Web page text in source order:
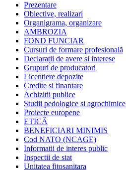
Prezentare
Obiective, realizari
Organigrama, organizare
AMBROZIA
FOND FUNCIAR
Cursuri de formare profesională
Declarații de avere și interese
Grupuri de producatori
Licentiere depozite
Credite si finantare
Achizitii publice
Studii pedologice si agrochimice
Proiecte europene
ETICĂ
BENEFICIARI MINIMIS
Cod NATO (NCAGE)
Informatii de interes public
Inspectii de stat
Unitatea fitosanitara